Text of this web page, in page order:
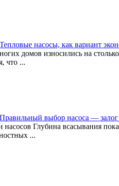
Тепловые насосы, как вариант
домов износились на
что ...
Правильный выбор насоса — залог
Глубина всасывания
...